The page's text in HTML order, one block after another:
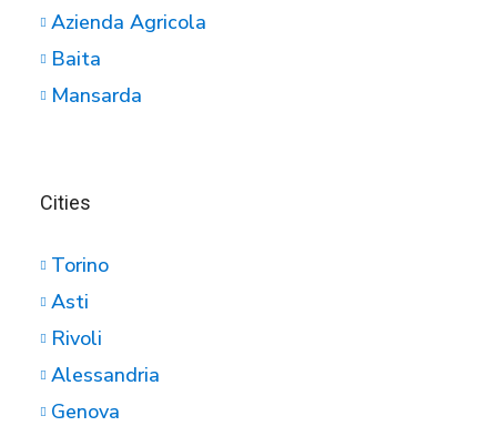
Azienda Agricola
Baita
Mansarda
Cities
Torino
Asti
Rivoli
Alessandria
Genova